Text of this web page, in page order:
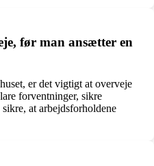
før man ansætter en
er det vigtigt at overveje
forventninger, sikre
at arbejdsforholdene